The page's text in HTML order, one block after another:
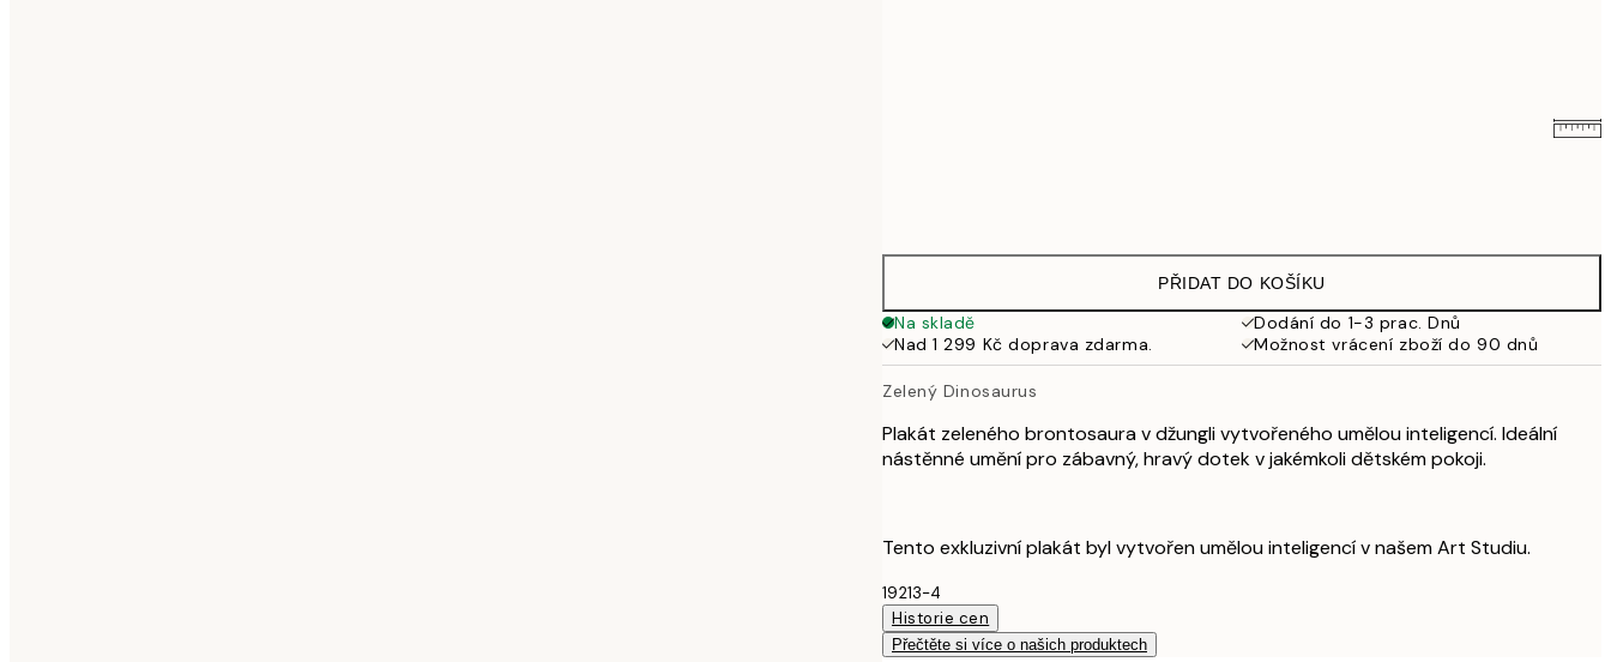
598 Kč
979 Kč
PŘIDAT DO KOŠÍKU
Na skladě
Dodání do 1-3 prac. Dnů
Nad 1 299 Kč doprava zdarma.
Možnost vrácení zboží do 90 dnů
Zelený Dinosaurus
Plakát zeleného brontosaura v džungli vytvořeného umělou inteligencí. Ideální
nástěnné umění pro zábavný, hravý dotek v jakémkoli dětském pokoji.
Tento exkluzivní plakát byl vytvořen umělou inteligencí v našem Art Studiu.
19213-4
Historie cen
Přečtěte si více o našich produktech